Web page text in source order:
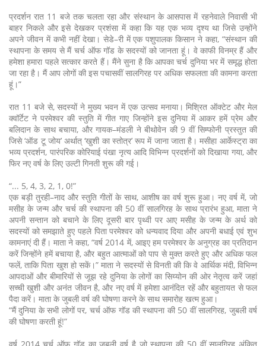
प्रदर्शन रात 11 बजे तक चलता रहा और संस्थान के आसपास में रहनेवाले निवासी भी
बाहर निकले और इसे देखकर प्रशंसा में कहा कि यह एक भव्य दृश्य था जिसे उन्होंने
अपने जीवन में कभी नहीं देखा। सेडे–री में एक पशुपालक किसान ने कहा, “संस्थान की
स्थापना के समय से मैं चर्च ऑफ गॉड के सदस्यों को जानता हूं। वे काफी विनम्र हैं और
हमेशा हमारा पहले सत्कार करते हैं। मैंने सुना है कि आपका चर्च दुनिया भर में समृद्ध होता
जा रहा है। मैं आप लोगों की इस पचासवीं सालगिरह पर अधिक सफलता की कामना करता
हूं।”
रात 11 बजे से, सदस्यों ने मुख्य भवन में एक उत्सव मनाया। मिश्रित ऑक्टेट और मेल
क्वॉर्टेट ने परमेश्वर की स्तुति में गीत गाए जिन्होंने इस दुनिया में आकर हमें प्रेम और
बलिदान के साथ बचाया, और गायक–मंडली ने बीथोवेन की 9 वीं सिम्फोनी प्रस्तुत की
जिसे ‘ऑड टू जोय’ अर्थात् ‘खुशी का स्तोत्र’ रूप में जाना जाता है। मसीहा आर्केस्ट्रा का
भव्य प्रदर्शन, पारंपरिक कोरियाई पंखा नृत्य आदि विभिन्न प्रदर्शनों को दिखाया गया, और
फिर नए वर्ष के लिए उल्टी गिनती शुरू की गई।
“... 5, 4, 3, 2, 1, 0!”
एक बड़ी तुरही–नाद और स्तुति गीतों के साथ, आशीष का वर्ष शुरू हुआ। नए वर्ष में, जो
मसीह के जन्म और चर्च की स्थापना की 50 वीं सालगिरह के साथ प्रारंभ हुआ, माता ने
अपनी सन्तान को बचाने के लिए दूसरी बार पृथ्वी पर आए मसीह के जन्म के अर्थ को
सदस्यों को समझाते हुए पहले पिता परमेश्वर को धन्यवाद दिया और अपनी बधाई एवं शुभ
कामनाएं दी हैं। माता ने कहा, “वर्ष 2014 में, आइए हम परमेश्वर के अनुग्रह का प्रतिदान
करें जिन्होंने हमें बचाया है, और बहुत आत्माओं को पाप से मुक्त करते हुए और अधिक फल
फलें, ताकि पिता खुश हो सकें।” माता ने सदस्यों से विनती की कि वे आर्थिक मंदी, विभिन्न
आपदाओं और बीमारियों से जूझ रहे दुनिया के लोगों का सिय्योन की ओर नेतृत्व करें जहां
सच्ची खुशी और अनंत जीवन है, और नए वर्ष में हमेशा आनंदित रहें और बहुतायत से फल
पैदा करें। माता के जुबली वर्ष की घोषणा करने के साथ समारोह खत्म हुआ।
“मैं दुनिया के सभी लोगों पर, चर्च ऑफ गॉड की स्थापना की 50 वीं सालगिरह, जुबली वर्ष
की घोषणा करती हूं!”